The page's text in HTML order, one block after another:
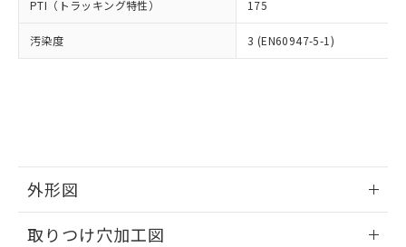
PTI（トラッキング特性） 175
汚染度 3 (EN60947-5-1)
外形図
取りつけ穴加工図
※当社の共同利用者とは、"個人情報
の「1.共同利
用者の範囲」に記載されている法人を
EU RoHS指令（10物質）の非含有証明書
51物質の非含有証明書（当社基準）
※本証明書は発行日時点で非含有を証明す
るもので、過去に遡って非含有を証明する
していることから、特段のことがない限
り、2022年1月12日より割愛しておりま
す。